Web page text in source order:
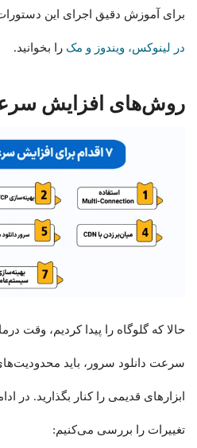
برای آموزش دقیق اجرای این
در لینوکس، ویندوز و مک را بخوانید.
روش‌های افزایش
حالا که گلوگاه را پیدا کردیم، وقت
سرعت دانلود سرور، باید
ابزارهای قدیمی را کنار بگذارید. در
تغییرات را بررسی می‌کنیم: